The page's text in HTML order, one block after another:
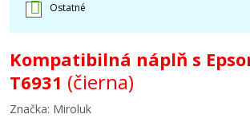
Ostatné
Kompatibilná náplň s
T6931 (čierna)
Značka: Miroluk